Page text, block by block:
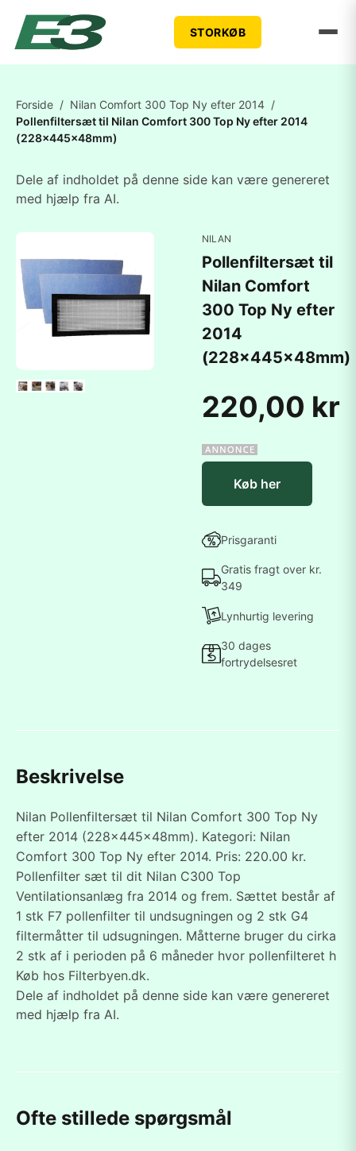
STORKØB
Forside / Nilan Comfort 300 Top Ny efter 2014 /
Pollenfiltersæt til Nilan Comfort 300 Top Ny efter 2014
(228x445x48mm)
Dele af indholdet på denne side kan være genereret
med hjælp fra AI.
NILAN
Pollenfiltersæt til
Nilan Comfort
300 Top Ny efter
2014
(228x445x48mm)
220,00 kr
Køb her
Prisgaranti
Gratis fragt over kr.
349
Lynhurtig levering
30 dages
fortrydelsesret
Beskrivelse
Nilan Pollenfiltersæt til Nilan Comfort 300 Top Ny
efter 2014 (228x445x48mm). Kategori: Nilan
Comfort 300 Top Ny efter 2014. Pris: 220.00 kr.
Pollenfilter sæt til dit Nilan C300 Top
Ventilationsanlæg fra 2014 og frem. Sættet består af
1 stk F7 pollenfilter til undsugningen og 2 stk G4
filtermåtter til udsugningen. Måtterne bruger du cirka
2 stk af i perioden på 6 måneder hvor pollenfilteret h
Køb hos Filterbyen.dk.
Dele af indholdet på denne side kan være genereret
med hjælp fra AI.
Ofte stillede spørgsmål